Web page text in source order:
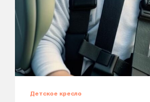
Детское кресло